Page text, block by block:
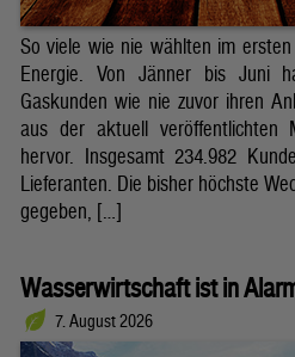
So viele wie nie wählten im
Energie. Von Jänner bis Juni
Gaskunden wie nie zuvor ihren
aus der aktuell veröffentlichten
hervor. Insgesamt 234.982
Lieferanten. Die bisher höchste
gegeben, […]
Wasserwirtschaft ist in
7. August 2026